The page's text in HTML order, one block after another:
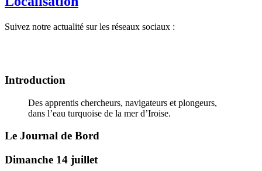
Suivez notre actualité sur les réseaux sociaux :
Introduction
Des apprentis chercheurs, navigateurs et plongeurs,
dans l’eau turquoise de la mer d’Iroise.
Le Journal de Bord
Dimanche 14 juillet